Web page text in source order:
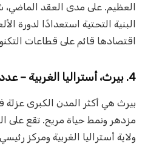
العظيم. على مدى العقد الماضي،
اقتصادها قائم على قطاعات
4. بيرث، أستراليا الغربية – عدد السكان: 2,363,562
بيرث هي أكثر المدن الكبرى عزلة
مزدهر ونمط حياة مريح. تقع على
ولاية أستراليا الغربية ومركز